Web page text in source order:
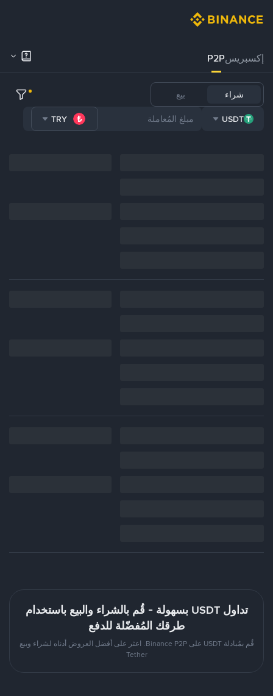
إكسبريسP2P
شراء بيع
USDT
TRY
تداول USDT بسهولة - قُم بالشراء والبيع باستخدام
طرقك المُفضّلة للدفع
قُم بمُبادلة USDT على Binance P2P. اعثر على أفضل العروض أدناه لشراء وبيع
Tether